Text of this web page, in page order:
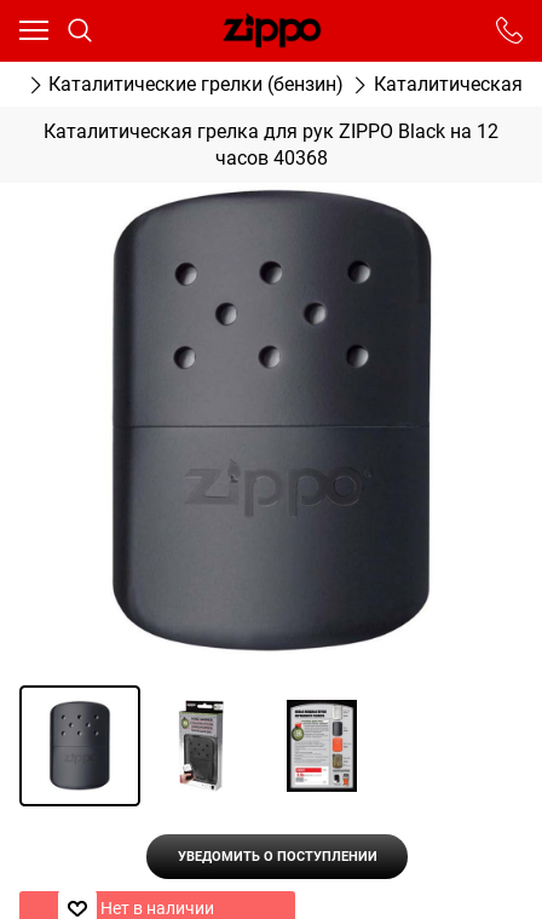
Каталитические грелки (бензин) Каталитическая
Каталитическая грелка для рук ZIPPO Black на 12
часов 40368
УВЕДОМИТЬ О ПОСТУПЛЕНИИ
Нет в наличии
Ваш город - Москва,
От выбранного города зависят сроки доставки